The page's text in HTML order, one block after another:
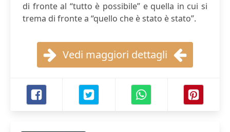
di fronte al “tutto è possibile” e quella in cui si
trema di fronte a “quello che è stato è stato”.
Vedi maggiori dettagli